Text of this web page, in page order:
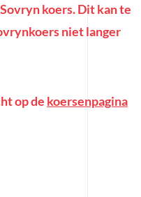
koers. Dit kan te
niet langer
op de koersenpagina